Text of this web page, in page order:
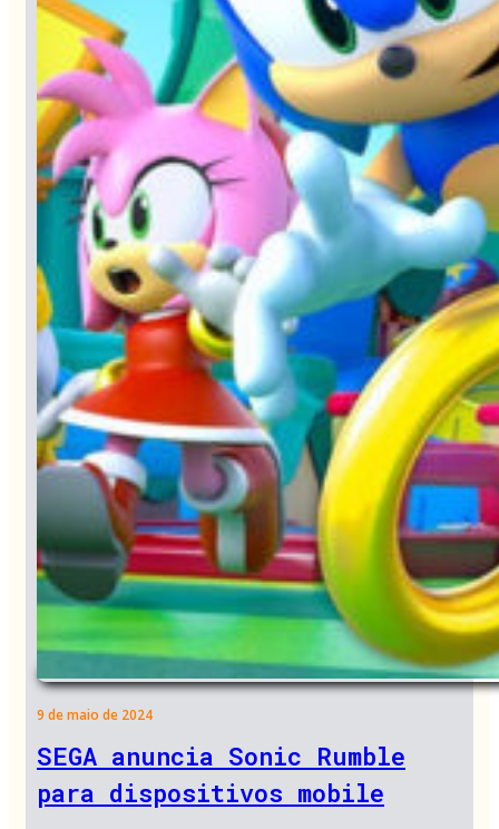
9 de maio de 2024
SEGA anuncia Sonic Rumble
para dispositivos mobile